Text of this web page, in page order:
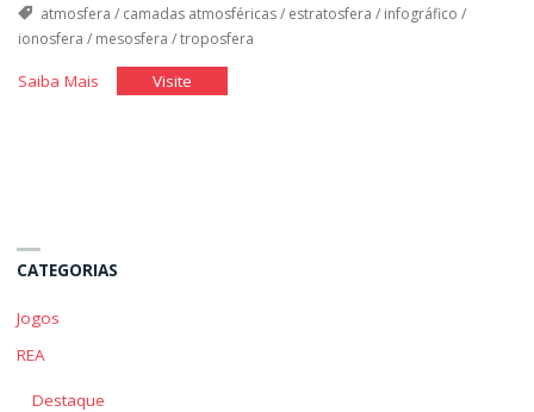
atmosfera / camadas atmosféricas/ estratosfera / infográfico /
ionosfera / mesosfera /troposfera
Saiba Mais"CamadasVisite"Camadas
CATEGORIAS
Jogos
REA
Destaque